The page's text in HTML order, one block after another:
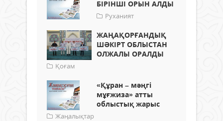
БІРІНШІ ОРЫН АЛДЫ
Руханият
ЖАҢАҚОРҒАНДЫҚ
ШӘКІРТ ОБЛЫСТАН
ОЛЖАЛЫ ОРАЛДЫ
Қоғам
«Құран – мәңгі
мұғжиза» атты
облыстық жарыс
Жаңалықтар